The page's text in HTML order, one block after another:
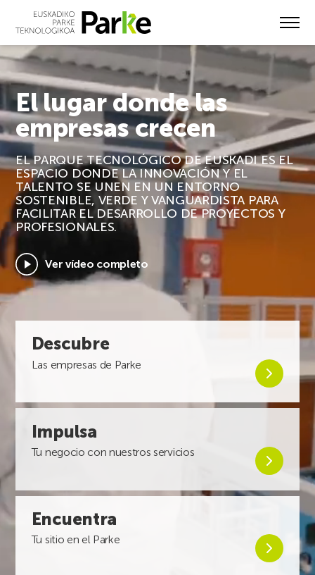
content
El lugar donde las
empresas crecen
EL PARQUE TECNOLÓGICO DE EUSKADI ES EL
ESPACIO DONDE LA INNOVACIÓN Y EL
TALENTO SE UNEN EN UN ENTORNO
SOSTENIBLE, VERDE Y VANGUARDISTA PARA
FACILITAR EL DESARROLLO DE PROYECTOS Y
PROFESIONALES.
Ver vídeo completo
Descubre
Las empresas de Parke
empresas
Impulsa
Tu negocio con nuestros servicios
negocio
servicios
Encuentra
Tu sitio en el Parke
tu
sitio